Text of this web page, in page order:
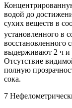
водой до
сухих веществ в
установленного в
восстановленного
выдерживают 2 ч и
Отсутствие
полную
сока.
7